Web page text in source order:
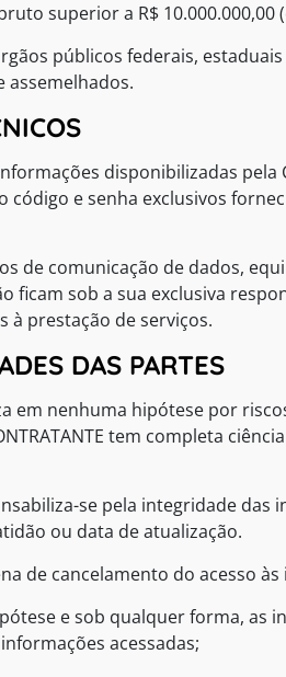
superior a R$ 10.000.000,00
públicos federais,
assemelhados.
informações disponibilizadas
e senha exclusivos
de comunicação de dados,
ficam sob a sua exclusiva
à prestação de serviços.
DAS PARTES
em nenhuma hipótese por
tem completa
se pela integridade
ou data de atualização.
de cancelamento do acesso
e sob qualquer forma,
acessadas;